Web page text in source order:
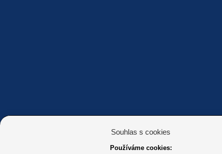
Souhlas s cookies
Používáme cookies: